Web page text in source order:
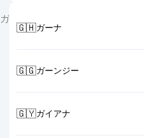
ガ
🇬🇭ガーナ
🇬🇬ガーンジー
🇬🇾ガイアナ